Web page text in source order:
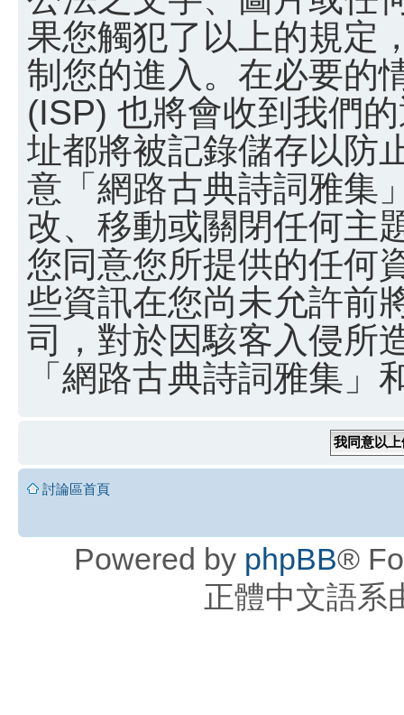
果您觸犯了以上的規定
制您的進入。在必要的
(ISP) 也將會收到我們
址都將被記錄儲存以防
意「網路古典詩詞雅集
改、移動或關閉任何主
您同意您所提供的任何
些資訊在您尚未允許前
司，對於因駭客入侵所
「網路古典詩詞雅集
討論區首頁
Powered by phpBB®
正體中文語系